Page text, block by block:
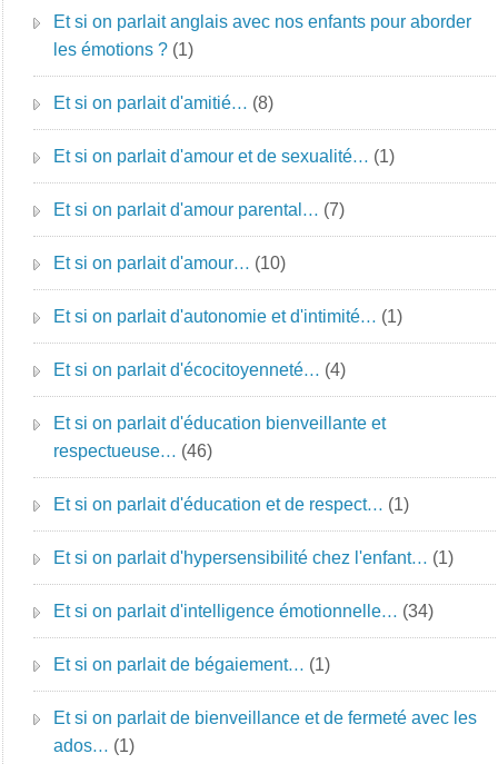
Et si on parlait anglais avec nos enfants pour aborder
les émotions ? (1)
Et si on parlait d'amitié… (8)
Et si on parlait d'amour et de sexualité… (1)
Et si on parlait d'amour parental… (7)
Et si on parlait d'amour… (10)
Et si on parlait d'autonomie et d'intimité… (1)
Et si on parlait d'écocitoyenneté… (4)
Et si on parlait d'éducation bienveillante et
respectueuse… (46)
Et si on parlait d'éducation et de respect… (1)
Et si on parlait d'hypersensibilité chez l'enfant… (1)
Et si on parlait d'intelligence émotionnelle… (34)
Et si on parlait de bégaiement… (1)
Et si on parlait de bienveillance et de fermeté avec les
ados… (1)